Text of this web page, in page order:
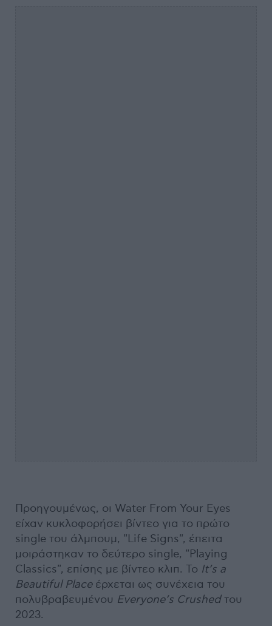
Προηγουμένως, οι Water From Your Eyes
είχαν κυκλοφορήσει βίντεο για το πρώτο
single του άλμπουμ, "Life Signs", έπειτα
μοιράστηκαν το δεύτερο single, "Playing
Classics", επίσης με βίντεο κλιπ. Το It’s a
Beautiful Place έρχεται ως συνέχεια του
πολυβραβευμένου Everyone’s Crushedτου
2023.